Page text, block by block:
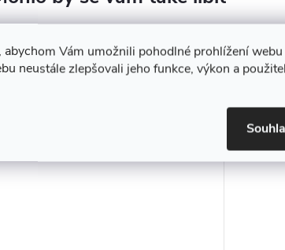
abychom Vám umožnili pohodlné prohlížení
neustále zlepšovali jeho funkce, výkon a